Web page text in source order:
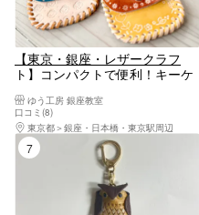
【東京・銀座・レザークラフ
ト】コンパクトで便利！キーケ
orコインケース作り
ゆう工房 銀座教室
口コミ(8)
東京都
銀座・日本橋・東京駅周辺